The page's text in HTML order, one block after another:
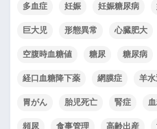
多血症 妊娠 妊娠糖尿病
巨大児 形態異常 心臓肥大
空腹時血糖値 糖尿 糖尿病
経口血糖降下薬 網膜症 羊
胃がん 胎児死亡 腎症
頻尿 食事管理 高齢出産